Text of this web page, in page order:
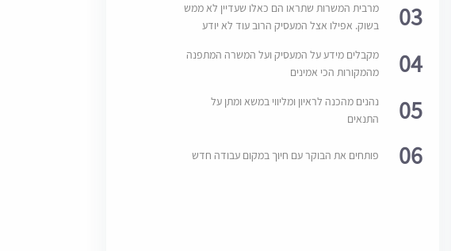
03
מרבית המשרות שתראו הם כאלו שעדיין לא ממש
בשוק. אפילו אצל המעסיק הרוב עוד לא יודע
04
מקבלים מידע על המעסיק ועל המשרה המתפנה
מהמקורות הכי אמינים
05
נהנים מהכנה לראיון ומליווי במשא ומתן על
התנאים
06 פותחים את הבוקר עם חיוך במקום עבודה חדש